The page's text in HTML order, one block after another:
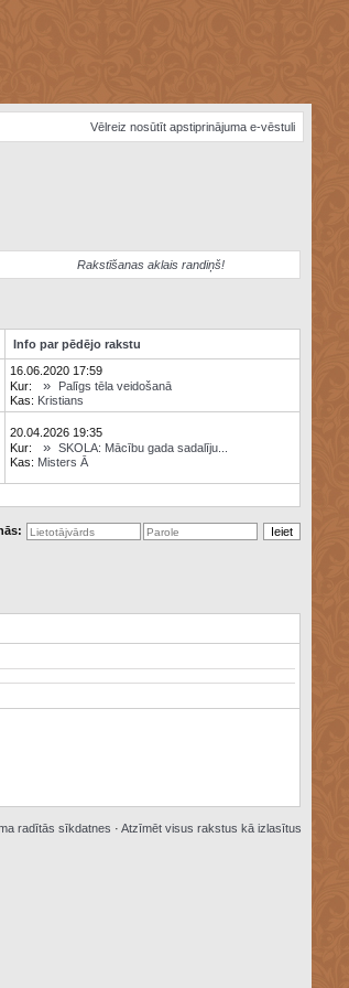
Vēlreiz nosūtīt apstiprinājuma e-vēstuli
Rakstīšanas aklais randiņš!
Info par pēdējo rakstu
16.06.2020 17:59
Kur:
»
Palīgs tēla veidošanā
Kas: Kristians
20.04.2026 19:35
Kur:
» SKOLA: Mācību gada sadalīju...
Kas: Misters Ā
radītās sīkdatnes · Atzīmēt visus rakstus kā izlasītus